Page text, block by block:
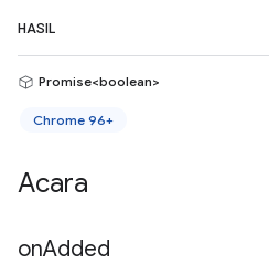
HASIL
Promise<boolean>
Chrome 96+
Acara
onAdded